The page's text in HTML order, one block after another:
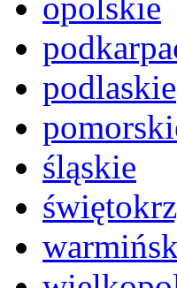
opolskie
podlaskie
śląskie